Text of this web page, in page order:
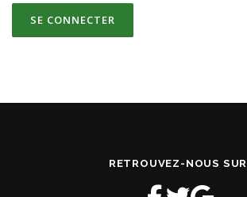
RETROUVEZ-NOUS SUR